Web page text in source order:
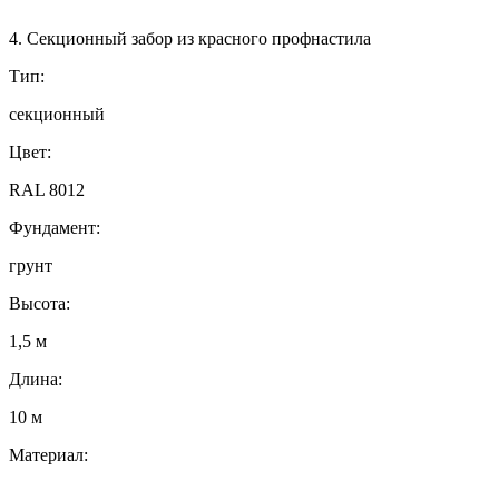
4. Секционный забор из красного профнастила
Тип:
секционный
Цвет:
RAL 8012
Фундамент:
грунт
Высота:
1,5 м
Длина:
10 м
Материал: